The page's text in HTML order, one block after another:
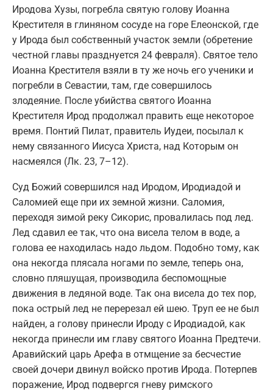
Иродова Хузы, погребла святую голову Иоанна
Крестителя в глиняном сосуде на горе Елеонской, где
у Ирода был собственный участок земли (обретение
честной главы празднуется 24 февраля). Святое тело
Иоанна Крестителя взяли в ту же ночь его ученики и
погребли в Севастии, там, где совершилось
злодеяние. После убийства святого Иоанна
Крестителя Ирод продолжал править еще некоторое
время. Понтий Пилат, правитель Иудеи, посылал к
нему связанного Иисуса Христа, над Которым он
насмеялся (Лк. 23, 7–12).
Суд Божий совершился над Иродом, Иродиадой и
Саломией еще при их земной жизни. Саломия,
переходя зимой реку Сикорис, провалилась под лед.
Лед сдавил ее так, что она висела телом в воде, а
голова ее находилась надо льдом. Подобно тому, как
она некогда плясала ногами по земле, теперь она,
словно пляшущая, производила беспомощные
движения в ледяной воде. Так она висела до тех пор,
пока острый лед не перерезал ей шею. Труп ее не был
найден, а голову принесли Ироду с Иродиадой, как
некогда принесли им главу святого Иоанна Предтечи.
Аравийский царь Арефа в отмщение за бесчестие
своей дочери двинул войско против Ирода. Потерпев
поражение, Ирод подвергся гневу римского